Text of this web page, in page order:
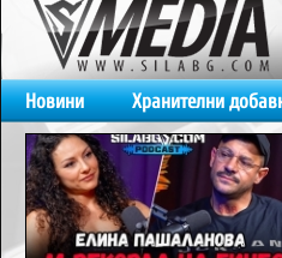
Новини Хранителни